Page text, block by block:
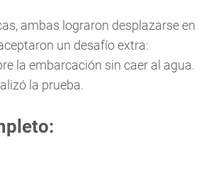
ambas lograron desplazarse en
un desafío extra:
la embarcación sin caer al agua.
la prueba.